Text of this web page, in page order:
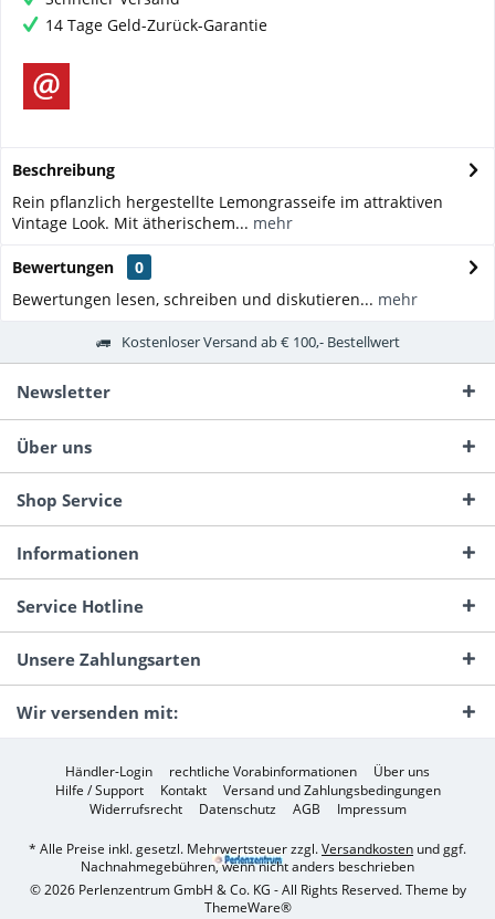
14 Tage Geld-Zurück-Garantie
Beschreibung
Rein pflanzlich hergestellte Lemongrasseife im attraktiven
Vintage Look. Mit ätherischem... mehr
Bewertungen
0
Bewertungen lesen, schreiben und diskutieren... mehr
Kostenloser Versand ab € 100,- Bestellwert
Newsletter
Über uns
Shop Service
Informationen
Service Hotline
Unsere Zahlungsarten
Wir versenden mit:
Händler-Login rechtliche Vorabinformationen
Über uns
Hilfe / Support
Kontakt
Versand und Zahlungsbedingungen
Widerrufsrecht
Datenschutz AGB Impressum
* Alle Preise inkl. gesetzl. Mehrwertsteuer zzgl.Versandkosten und ggf.
Nachnahmegebühren, wenn nicht anders beschrieben
© 2026 Perlenzentrum GmbH & Co. KG - All Rights Reserved. Theme by
ThemeWare®